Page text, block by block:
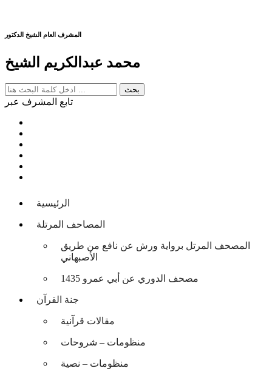
المشرف العام الشيخ الدكتور
محمد عبدالكريم الشيخ
تابع المشرف عبر
الرئيسية
المصاحف المرتلة
المصحف المرتل برواية ورش عن نافع من طريق
الأصبهاني
مصحف الدوري عن أبي عمرو 1435
جنة القرآن
مقالات قرآنية
منظومات – شروحات
منظومات – نصية